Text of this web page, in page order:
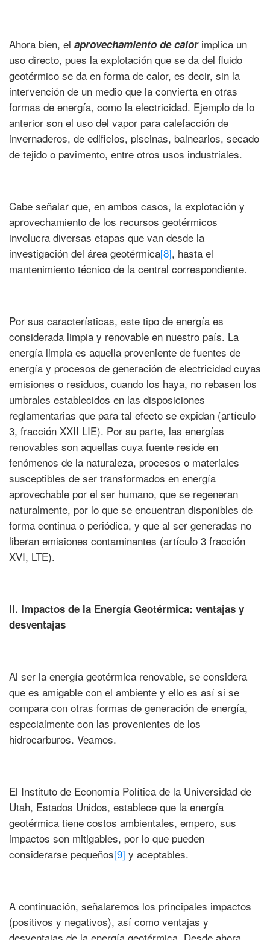
Ahora bien, el aprovechamiento de calorimplica un
uso directo, pues la explotación que se da del fluido
geotérmico se da en forma de calor, es decir, sin la
intervención de un medio que la convierta en otras
formas de energía, como la electricidad. Ejemplo de lo
anterior son el uso del vapor para calefacción de
invernaderos, de edificios, piscinas, balnearios, secado
de tejido o pavimento, entre otros usos industriales.
Cabe señalar que, en ambos casos, la explotación y
aprovechamiento de los recursos geotérmicos
involucra diversas etapas que van desde la
investigación del área geotérmica[8], hasta el
mantenimiento técnico de la central correspondiente.
Por sus características, este tipo de energía es
considerada limpia y renovable en nuestro país. La
energía limpia es aquella proveniente de fuentes de
energía y procesos de generación de electricidad cuyas
emisiones o residuos, cuando los haya, no rebasen los
umbrales establecidos en las disposiciones
reglamentarias que para tal efecto se expidan (artículo
3, fracción XXII LIE). Por su parte, las energías
renovables son aquellas cuya fuente reside en
fenómenos de la naturaleza, procesos o materiales
susceptibles de ser transformados en energía
aprovechable por el ser humano, que se regeneran
naturalmente, por lo que se encuentran disponibles de
forma continua o periódica, y que al ser generadas no
liberan emisiones contaminantes (artículo 3 fracción
XVI, LTE).
II. Impactos de la Energía Geotérmica: ventajas y
desventajas
Al ser la energía geotérmica renovable, se considera
que es amigable con el ambiente y ello es así si se
compara con otras formas de generación de energía,
especialmente con las provenientes de los
hidrocarburos. Veamos.
El Instituto de Economía Política de la Universidad de
Utah, Estados Unidos, establece que la energía
geotérmica tiene costos ambientales, empero, sus
impactos son mitigables, por lo que pueden
considerarse pequeños[9] y aceptables.
A continuación, señalaremos los principales impactos
(positivos y negativos), así como ventajas y